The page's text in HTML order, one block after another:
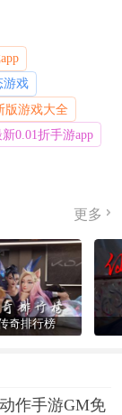
游戏
版游戏大全
0.01折手游app
更多
奇排行榜
作手游GM免